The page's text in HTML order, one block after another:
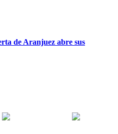
de Aranjuez abre sus